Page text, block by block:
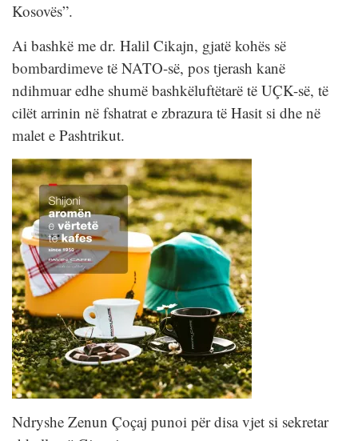
Kosovës”.
Ai bashkë me dr. Halil Cikajn, gjatë kohës së
bombardimeve të NATO-së, pos tjerash kanë
ndihmuar edhe shumë bashkëluftëtarë të UÇK-së, të
cilët arrinin në fshatrat e zbrazura të Hasit si dhe në
malet e Pashtrikut.
Ndryshe Zenun Çoçaj punoi për disa vjet si sekretar